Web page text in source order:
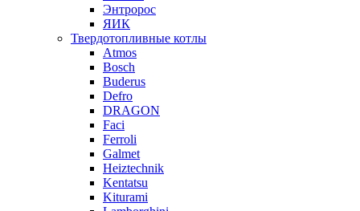
Энтророс
ЯИК
Твердотопливные котлы
Atmos
Bosch
Buderus
Defro
DRAGON
Faci
Ferroli
Galmet
Heiztechnik
Kentatsu
Kiturami